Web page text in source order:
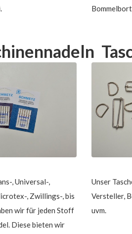
, Universal-,
, Zwillings-, bis
wir für jeden Stoff
Diese bieten wir
Unser
Versteller,
uvm.